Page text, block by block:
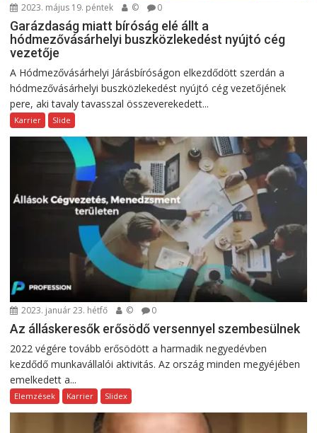
2023. május 19. péntek © 0
Garázdaság miatt bíróság elé állt a
hódmezővásárhelyi buszközlekedést nyújtó cég
vezetője
A Hódmezővásárhelyi Járásbíróságon elkezdődött szerdán a
hódmezővásárhelyi buszközlekedést nyújtó cég vezetőjének
pere, aki tavaly tavasszal összeverekedett...
Karrier Slide
2023. január 23. hétfő © 0
Az álláskeresők erősödő versennyel szembesülnek
2022 végére tovább erősödött a harmadik negyedévben
kezdődő munkavállalói aktivitás. Az ország minden megyéjében
emelkedett a...
Elemzések Karrier Slidex